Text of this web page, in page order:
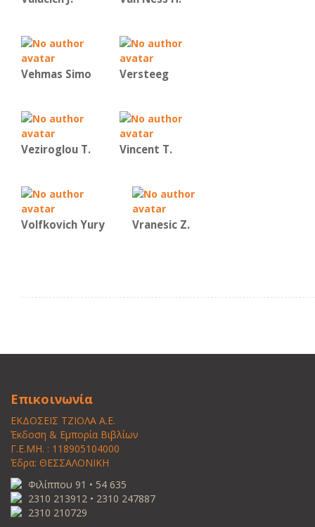
Vehmas Simo Versteeg
Veziroglou T. Vincent Τ.
Volfkovich Yury Vranesic Ζ.
Επικοινωνία
ΕΚΔΟΣΕΙΣ ΤΖΙΟΛΑ Α.Ε.
Έκδοση & Εμπορία Βιβλίων
Γ.Ε.ΜΗ. : 118905104000
Έδρα: ΘΕΣΣΑΛΟΝΙΚΗ
Φιλίππου 91 • 54 635
2310 213912 • 2310 247887
2310 210729